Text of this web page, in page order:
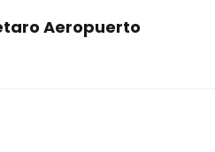
Aeropuerto